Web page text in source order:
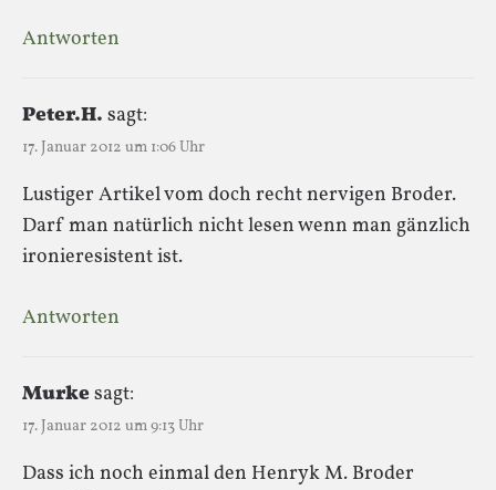
Antworten
Peter.H. sagt:
17. Januar 2012 um 1:06 Uhr
Lustiger Artikel vom doch recht nervigen Broder.
Darf man natürlich nicht lesen wenn man gänzlich
ironieresistent ist.
Antworten
Murkesagt:
17. Januar 2012 um 9:13 Uhr
Dass ich noch einmal den Henryk M. Broder